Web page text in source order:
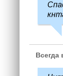
Всегда